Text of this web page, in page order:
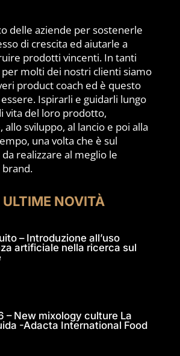
delle aziende per sostenerle
di crescita ed aiutarle a
prodotti vincenti. In tanti
molti dei nostri clienti siamo
product coach ed è questo
Ispirarli e guidarli lungo
vita del loro prodotto,
allo sviluppo, al lancio e poi alla
una volta che è sul
realizzare al meglio le
ULTIME NOVITÀ
– Introduzione all’uso
artificiale nella ricerca sul
– New mixology culture La
-Adacta International Food